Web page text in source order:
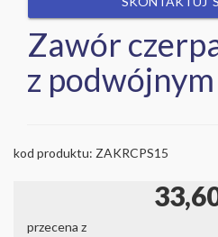
Zawór
z
kod produktu: ZAKRCPS15
przecena z